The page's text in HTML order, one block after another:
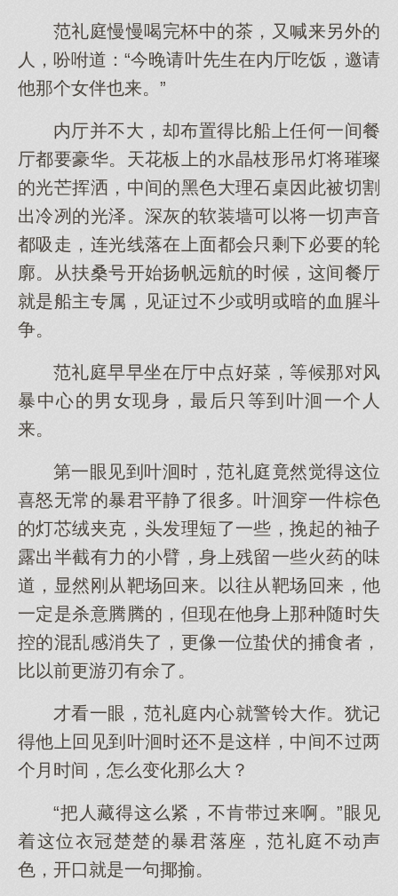
范礼庭慢慢喝完杯中的茶，又喊来另外的
人，吩咐道：“今晚请叶先生在内厅吃饭，邀请
他那个女伴也来。”
内厅并不大，却布置得比船上任何一间餐
厅都要豪华。天花板上的水晶枝形吊灯将璀璨
的光芒挥洒，中间的黑色大理石桌因此被切割
出冷冽的光泽。深灰的软装墙可以将一切声音
都吸走，连光线落在上面都会只剩下必要的轮
廓。从扶桑号开始扬帆远航的时候，这间餐厅
就是船主专属，见证过不少或明或暗的血腥斗
争。
范礼庭早早坐在厅中点好菜，等候那对风
暴中心的男女现身，最后只等到叶洄一个人
来。
第一眼见到叶洄时，范礼庭竟然觉得这位
喜怒无常的暴君平静了很多。叶洄穿一件棕色
的灯芯绒夹克，头发理短了一些，挽起的袖子
露出半截有力的小臂，身上残留一些火药的味
道，显然刚从靶场回来。以往从靶场回来，他
一定是杀意腾腾的，但现在他身上那种随时失
控的混乱感消失了，更像一位蛰伏的捕食者，
比以前更游刃有余了。
才看一眼，范礼庭内心就警铃大作。犹记
得他上回见到叶洄时还不是这样，中间不过两
个月时间，怎么变化那么大？
“把人藏得这么紧，不肯带过来啊。”眼见
着这位衣冠楚楚的暴君落座，范礼庭不动声
色，开口就是一句揶揄。